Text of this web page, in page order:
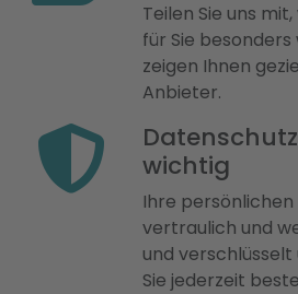
Teilen Sie uns
für Sie
zeigen Ihnen
Anbieter.
wichtig
Ihre
vertraulich und
und
Sie jederzeit